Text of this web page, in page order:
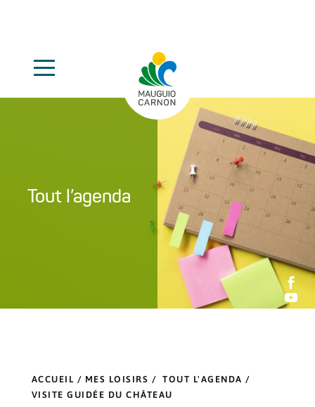


Tout l’agenda
ACCUEIL / MES LOISIRS /TOUT L'AGENDA /
VISITE GUIDÉE DU CHÂTEAU